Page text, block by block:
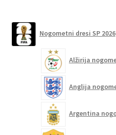
Nogometni dresi SP 2026
Alžirija
Anglija
Argentina